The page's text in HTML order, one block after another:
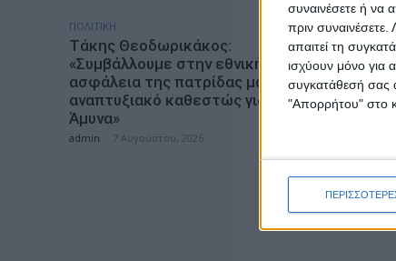
συναινέσετε ή να
πριν συναινέσετε.
απαιτεί τη
ισχύουν μόνο για
συγκατάθεσή σας
"Απορρήτου" στο
ΠΟΛΙΤΙΚΗ
Τάκης Θεοδωρικάκος:
«Συμβάλλουμε στην εθνική
ασφάλεια της πατρίδας μας με νέο
αναπτυξιακό καθεστώς για την
Άμυνα»
admin 7 Αυγούστου, 2026
ΣΑΕΚ
έτος
admin -